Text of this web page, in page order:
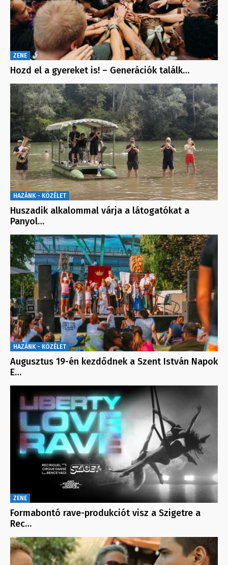
ZENE
Hozd el a gyereket is! – Generációk találk…
HAZÁNK - KÖZÉLET
Huszadik alkalommal várja a látogatókat a
Panyol…
HAZÁNK - KÖZÉLET
Augusztus 19-én kezdődnek a Szent István Napok
E…
ZENE
Formabontó rave-produkciót visz a Szigetre a
Rec…